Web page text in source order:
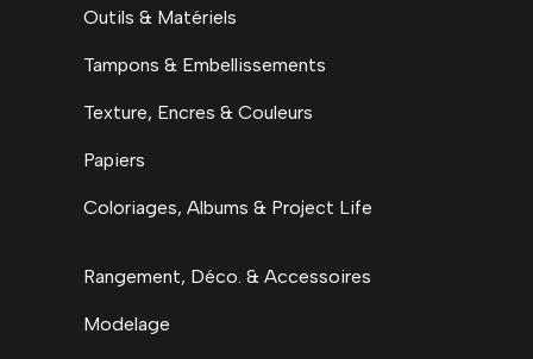
Outils & Matériels
Tampons & Embellissements
Texture, Encres & Couleurs
Papiers
Coloriages, Albums & Project Life
Rangement, Déco. & Accessoires
Modelage